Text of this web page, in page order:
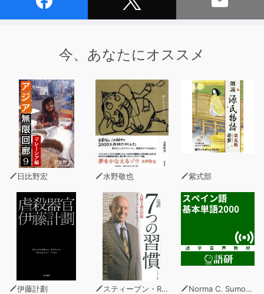
普通科２年生のあなたは、進級してすぐにホスト科の手伝
◆第３弾CAST
明日見遥（ＣＶ：緑川光）＆ 樹斗真（ＣＶ：柿原徹也）
★小学館発行の月刊少女まんが誌『Cheese!』2022年３
いてくる！★
http://cheese.shogakukan.co.jp/
今、あなたにオススメ
日比野宏 水野敬也 紫式部
伊藤計劃 スティーブン・R・コヴィー Norma C. Sumomo